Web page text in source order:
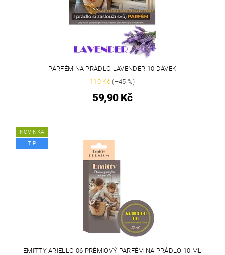
PARFÉM NA PRÁDLO LAVENDER 10 DÁVEK
110 Kč(–45 %)
59,90 Kč
NOVINKA
TIP
EMITTY ARIELLO 06 PRÉMIOVÝ PARFÉM NA PRÁDLO 10 ML